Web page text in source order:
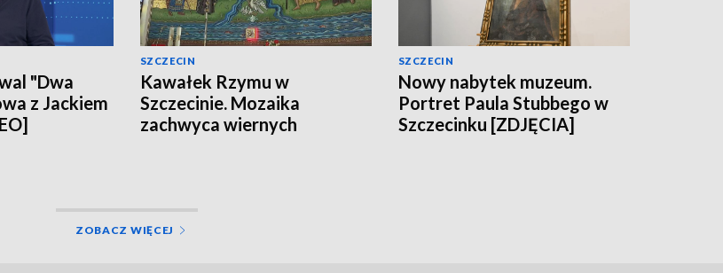
"Dwa
z Jackiem
SZCZECIN
Kawałek Rzymu w
Szczecinie. Mozaika
zachwyca wiernych
SZCZECIN
Nowy nabytek muzeum.
Portret Paula Stubbego w
Szczecinku [ZDJĘCIA]
ZOBACZ WIĘCEJ